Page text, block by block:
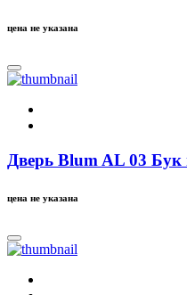
цена не указана
Дверь Blum AL 03
цена не указана